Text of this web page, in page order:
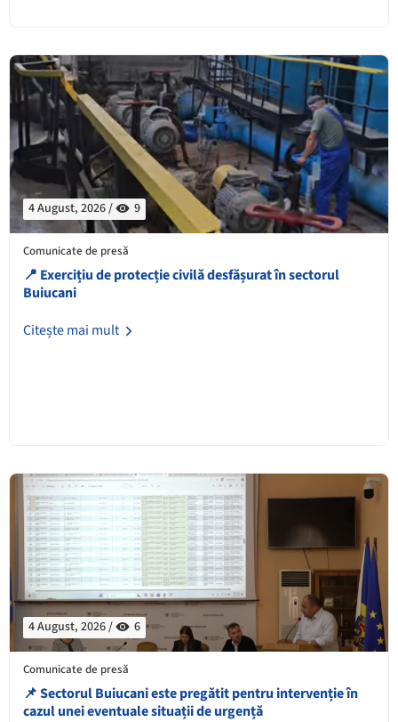
4 August, 2026 / 9
Comunicate de presă
📍 Exercițiu de protecție civilă desfășurat în sectorul
Buiucani
Citește mai mult
4 August, 2026 / 6
Comunicate de presă
📌 Sectorul Buiucani este pregătit pentru intervenție în
cazul unei eventuale situații de urgență